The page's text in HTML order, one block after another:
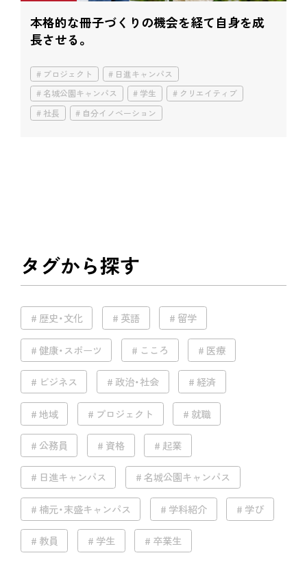
本格的な冊子づくりの機会を経て自身を成
長させる。
プロジェクト
日進キャンパス
名城公園キャンパス
学生
クリエイティブ
社長
自分イノベーション
タグから探す
歴史・文化 英語 留学
健康・スポーツ こころ 医療
ビジネス 政治・社会 経済
地域 プロジェクト 就職
公務員 資格 起業
日進キャンパス 名城公園キャンパス
楠元・末盛キャンパス 学科紹介 学び
教員 学生 卒業生